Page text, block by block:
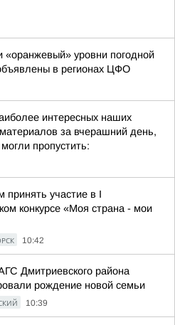
уровни погодной
в регионах ЦФО
интересных наших
за вчерашний день,
пропустить:
принять участие в I
конкурсе «Моя страна - мои
10:42
Дмитриевского района
рождение новой семьи
10:39